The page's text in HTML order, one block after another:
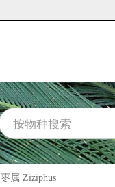
枣属 Ziziphus